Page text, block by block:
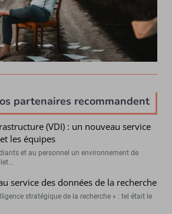
partenaires recommandent
(VDI) : un nouveau service
les équipes
et au personnel un environnement de
service des données de la recherche
stratégique de la recherche » : tel était le